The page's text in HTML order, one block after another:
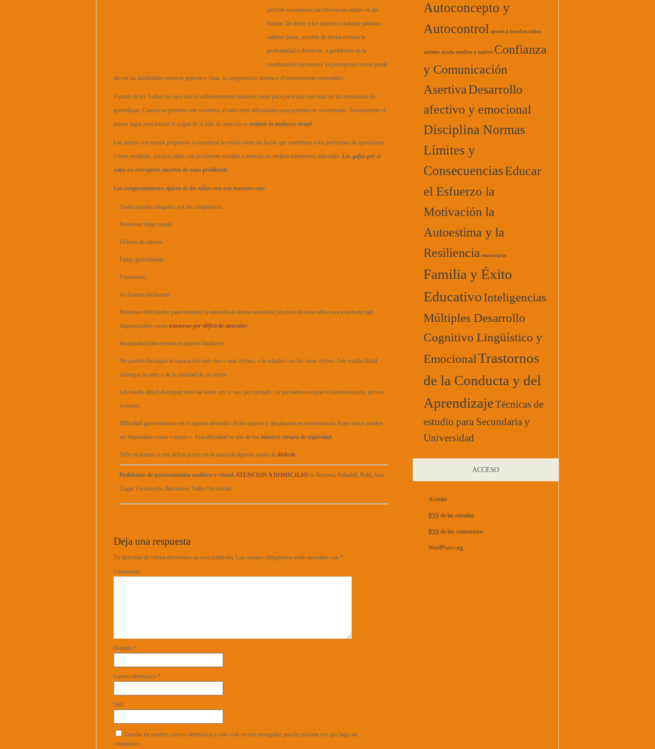
percibir visualmente las diferencias sutiles en las
formas, las letras y los números (saltarse palabras,
saltarse líneas, percibir de forma errónea la
profundidad o distancia , o problemas en la
coordinación ojo-mano). La percepción visual puede
afectar las habilidades motoras gruesas y finas, la comprensión lectora y el razonamiento matemático.
A partir de los 5 años los ojos son lo suficientemente maduros como para participar con éxito en las actividades de
aprendizaje. Cuando se presenta este trastorno, el niño tiene dificultades para permanecer concentrado. Normalmente el
primer lugar para buscar el origen de la falta de atención es evaluar la madurez visual.
Los padres son menos propensos a considerar la visión como un factor que contribuye a los problemas de aprendizaje.
Como resultado, muchos niños con problemas visuales a menudo no reciben tratamiento adecuado. Las gafas por sí
solas no corregirán muchos de estos problemas.
Los comportamientos típicos de los niños con este trastono son:
Suelen quedar relegados por los compañeros.
Presentan fatiga visual.
Dolores de cabeza.
Fatiga generalizada.
Frustración.
Se distraen fácilmente.
Presentan dificultades para mantener la atención de forma sostenida (muchos de estos niños son a menudo mal
diagnosticados como trastorno por déficit de atención).
Incapacidad para reconocer objetos familiares.
No pueden distinguir la separación entre dos o más objetos, o la relación con los otros objetos. Les resulta difícil
distinguir la parte o de la totalidad de un objeto.
Les resulta difícil distinguir entre las letras «p» y «q», por ejemplo, ya que ambos ocupan el mismo espacio, pero se
invierten.
Dificultad para orientarse en el espacio alrededor de los objetos y desplazarse en consecuencia. Estos niños pueden
ser etiquetados como » torpes «. Esta dificultad es uno de los mayores riesgos de seguridad.
Debe evaluarse si este déficit puede ser la causa de algunos casos de dislexia.
Problemas de procesamiento auditivo y visual.ATENCIÓN A DOMICILIO en Terrassa, Sabadell, Rubí, Sant
Cugat, Cerdanyola, Barcelona, Vallès Occidental.
Deja una respuesta
Tu dirección de correo electrónico no será publicada. Los campos obligatorios están marcados con *
Comentario
Nombre *
Correo electrónico *
Web
Guardar mi nombre, correo electrónico y sitio web en este navegador para la próxima vez que haga un
comentario.
Autoconcepto y
Autocontrol ayuda a familias niños
autistas ayuda madres y padres Confianza
y Comunicación
AsertivaDesarrollo
afectivo y emocional
Disciplina Normas
Límites y
ConsecuenciasEducar
el Esfuerzo la
Motivación la
Autoestima y la
Resiliencia esterotipias
Familia y Éxito
EducativoInteligencias
Múltiples Desarrollo
Cognitivo Lingüístico y
EmocionalTrastornos
de la Conducta y del
AprendizajeTécnicas de
estudio para Secundaria y
Universidad
ACCESO
Acceder
RSS de las entradas
RSS de los comentarios
WordPress.org